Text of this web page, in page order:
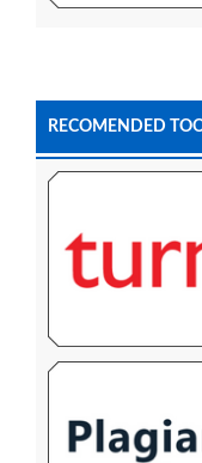
RECOMENDED